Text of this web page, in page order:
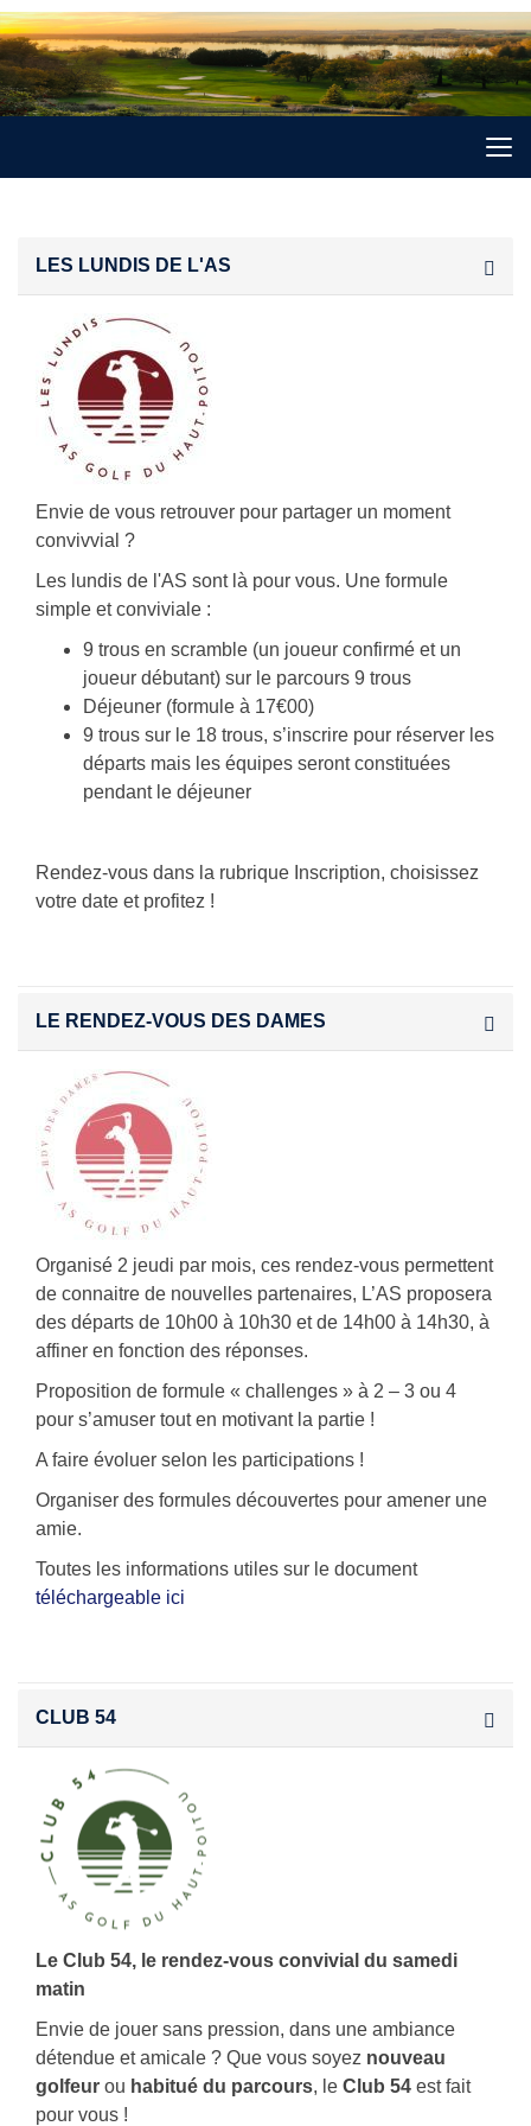
LES LUNDIS DE L'AS
Envie de vous retrouver pour partager un moment
convivvial ?
Les lundis de l'AS sont là pour vous. Une formule
simple et conviviale :
9 trous en scramble (un joueur confirmé et un
joueur débutant) sur le parcours 9 trous
Déjeuner (formule à 17€00)
9 trous sur le 18 trous, s’inscrire pour réserver les
départs mais les équipes seront constituées
pendant le déjeuner
Rendez-vous dans la rubrique Inscription, choisissez
votre date et profitez !
LE RENDEZ-VOUS DES DAMES
Organisé 2 jeudi par mois, ces rendez-vous permettent
de connaitre de nouvelles partenaires, L’AS proposera
des départs de 10h00 à 10h30 et de 14h00 à 14h30, à
affiner en fonction des réponses.
Proposition de formule « challenges » à 2 – 3 ou 4
pour s’amuser tout en motivant la partie !
A faire évoluer selon les participations !
Organiser des formules découvertes pour amener une
amie.
Toutes les informations utiles sur le document
téléchargeable ici
CLUB 54
Le Club 54, le rendez-vous convivial du samedi
matin
Envie de jouer sans pression, dans une ambiance
détendue et amicale ? Que vous soyez nouveau
golfeur ou habitué du parcours, le Club 54 est fait
pour vous !